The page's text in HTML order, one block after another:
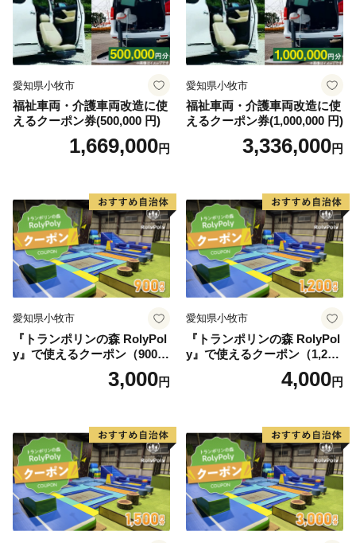
愛知県小牧市
福祉車両・介護車両改造に使
えるクーポン券(500,000 円)
1,669,000円
愛知県小牧市
福祉車両・介護車両改造に使
えるクーポン券(1,000,000 円)
3,336,000円
愛知県小牧市
『トランポリンの森 RolyPol
y』で使えるクーポン（900
3,000円
愛知県小牧市
『トランポリンの森 RolyPol
y』で使えるクーポン（1,200
4,000円